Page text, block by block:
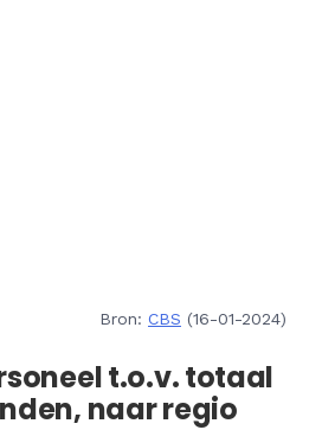
Bron: CBS (16-01-2024)
t.o.v. totaal
naar regio